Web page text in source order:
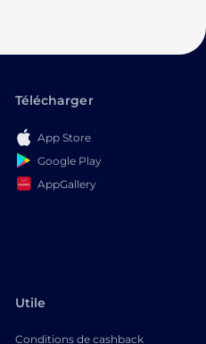
Télécharger
App Store
Google Play
AppGallery
Utile
Conditions de cashback